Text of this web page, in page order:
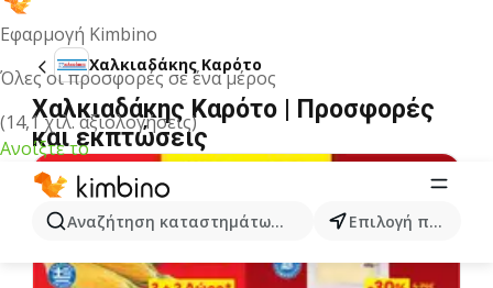
Εφαρμογή Kimbino
Όλες οι προσφορές σε ένα μέρος
(14,1 χιλ. αξιολογήσεις)
Ανοίξτε το
Αναζήτηση καταστημάτων, κατηγοριών, προϊόντων...
Επιλογή πόλης
Χαλκιαδάκης Καρότο
Χαλκιαδάκης Καρότο | Προσφορές
και εκπτώσεις